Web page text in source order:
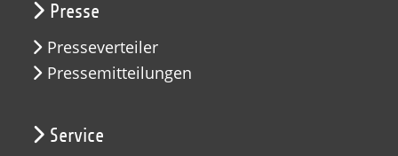
Presse
Presseverteiler
Pressemitteilungen
Service